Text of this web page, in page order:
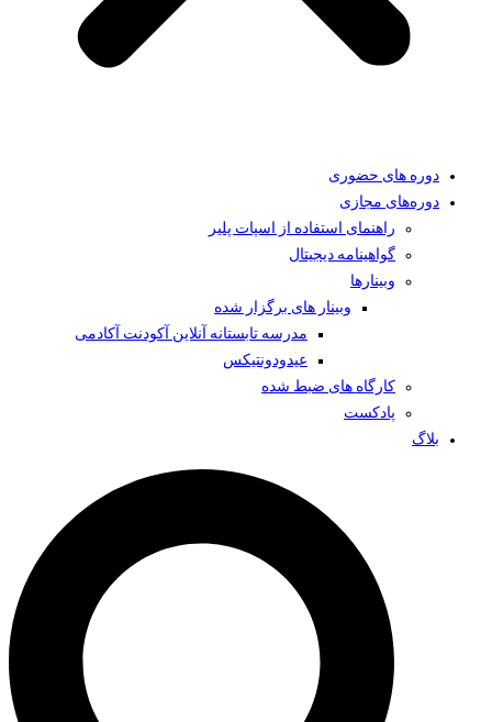
دوره های حضوری
دوره‌های مجازی
راهنمای استفاده از اسپات پلیر
گواهینامه دیجیتال
وبینار‌ها
وبینار های برگزار شده
مدرسه تابستانه آنلاین آکودنت آکادمی
عیدودونتیکس
کارگاه های ضبط شده
پادکست
بلاگ